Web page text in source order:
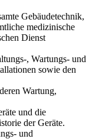
Gebäudetechnik,
medizinische
Dienst
, Wartungs- und
sowie den
Wartung,
und die
der Geräte.
und